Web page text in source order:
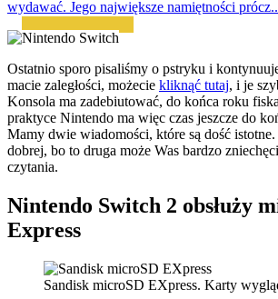
wydawać. Jego największe namiętności
Ostatnio sporo pisaliśmy o pstryku i
macie zaległości, możecie kliknąć tutaj, i je
Konsola ma zadebiutować, do końca roku
praktyce Nintendo ma więc czas jeszcze do
Mamy dwie wiadomości, które są dość
dobrej, bo to druga może Was bardzo
czytania.
Nintendo Switch 2 obsłuży
Express
Sandisk microSD EXpress. Karty